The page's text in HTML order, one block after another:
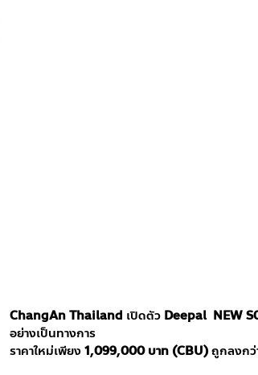
ChangAn Thailand เปิดตัว Deepal  NEW
อย่างเป็นทางการ
ราคาใหม่เพียง 1,099,000 บาท (CBU) ถูกลงกว่